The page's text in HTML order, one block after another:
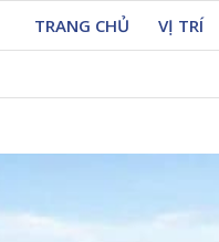
TRANG CHỦ VỊ TRÍ